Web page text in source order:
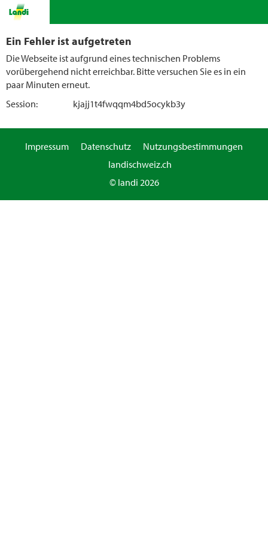
Ein Fehler ist aufgetreten
Die Webseite ist aufgrund eines technischen Problems
vorübergehend nicht erreichbar. Bitte versuchen Sie es in ein
paar Minuten erneut.
Session:
kjajj1t4fwqqm4bd5ocykb3y
Impressum Datenschutz
Nutzungsbestimmungen
landischweiz.ch
© landi 2026